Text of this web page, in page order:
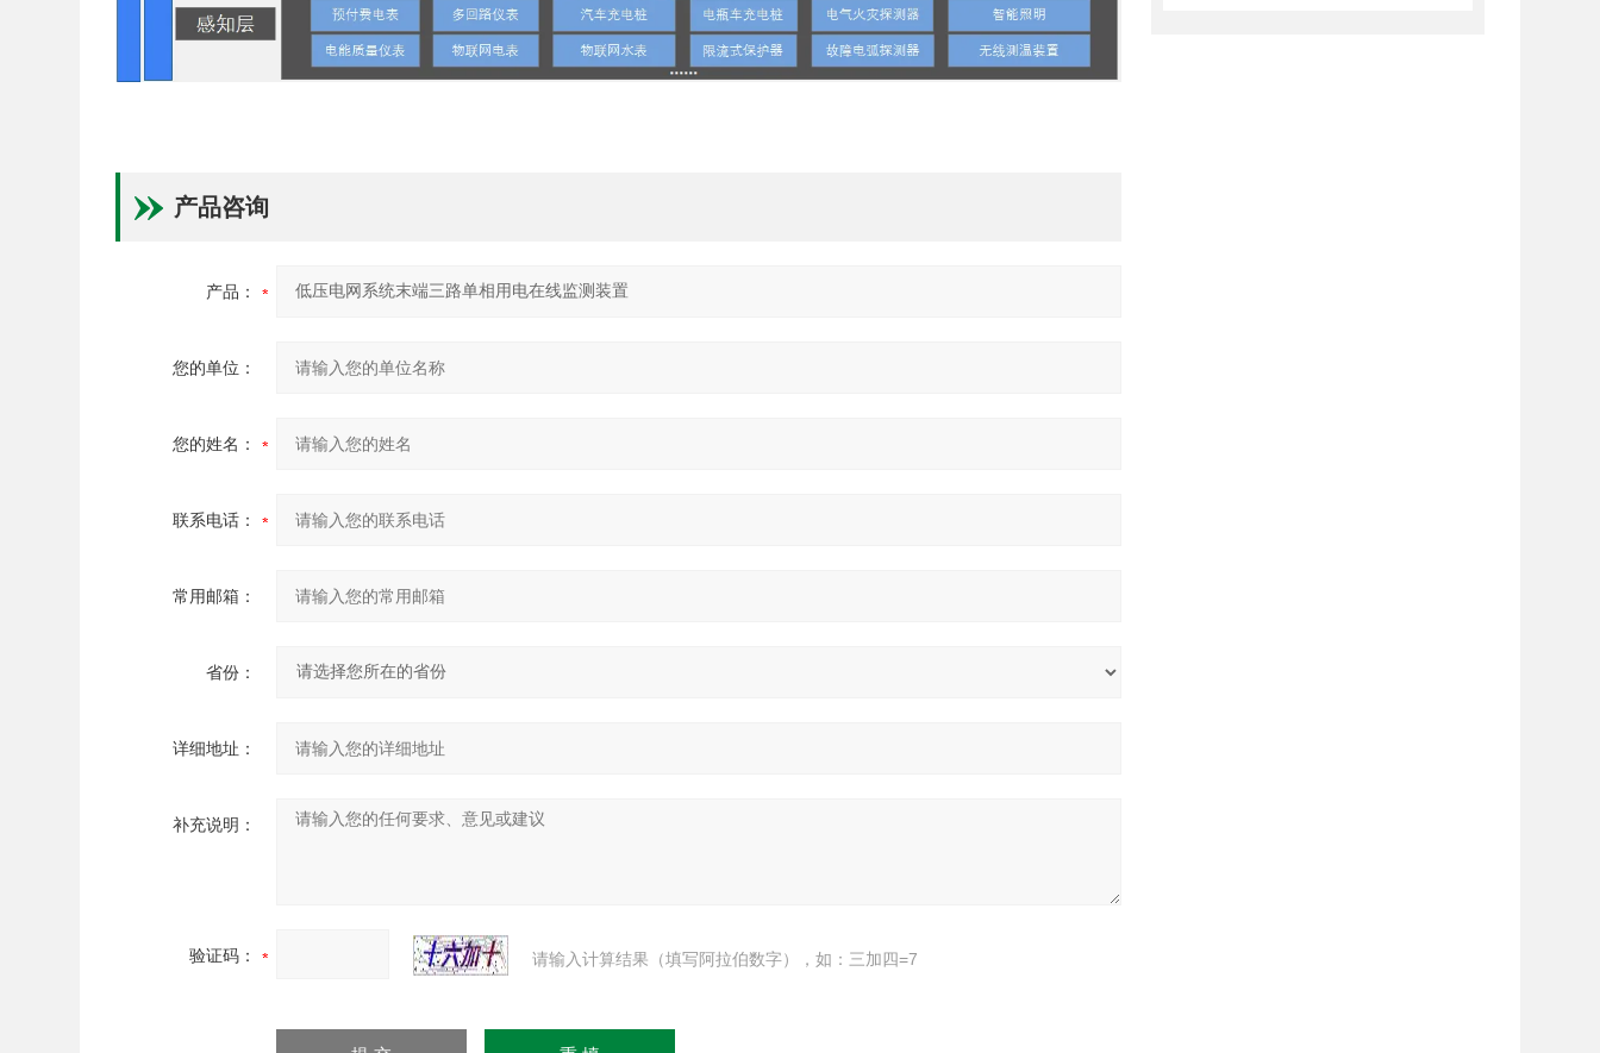
产品咨询
产品：
您的单位：
您的姓名：
联系电话：
常用邮箱：
省份：
详细地址：
补充说明：
验证码： 请输入计算结果（填写阿拉伯数字），如：三加四=7